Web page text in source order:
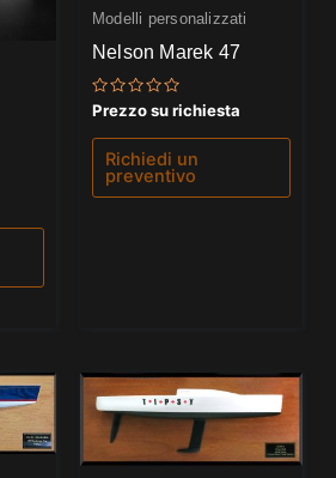
Modelli personalizzati
Nelson Marek 47
Valutato
0
su
Prezzo su richiesta
Richiedi un
preventivo